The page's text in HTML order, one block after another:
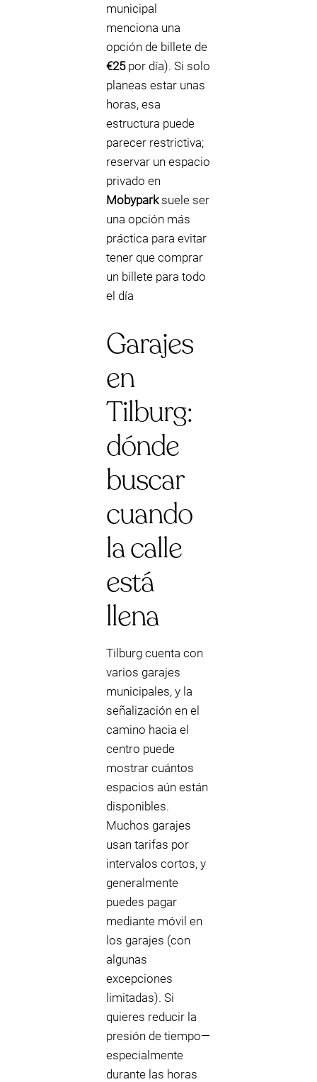
municipal
menciona una
opción de billete de
€25por día). Si solo
planeas estar unas
horas, esa
estructura puede
parecer restrictiva;
reservar un espacio
privado en
Mobyparksuele ser
una opción más
práctica para evitar
tener que comprar
un billete para todo
el día
Garajes
en
Tilburg:
dónde
buscar
cuando
la calle
está
llena
Tilburg cuenta con
varios garajes
municipales, y la
señalización en el
camino hacia el
centro puede
mostrar cuántos
espacios aún están
disponibles.
Muchos garajes
usan tarifas por
intervalos cortos, y
generalmente
puedes pagar
mediante móvil en
los garajes (con
algunas
excepciones
limitadas). Si
quieres reducir la
presión de tiempo—
especialmente
durante las horas